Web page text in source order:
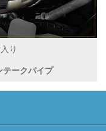
り
ークパイプ